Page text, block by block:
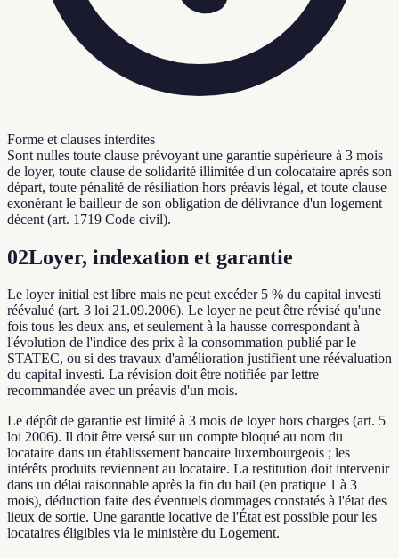
Forme et clauses interdites
Sont nulles toute clause prévoyant une garantie supérieure à 3 mois
de loyer, toute clause de solidarité illimitée d'un colocataire après son
départ, toute pénalité de résiliation hors préavis légal, et toute clause
exonérant le bailleur de son obligation de délivrance d'un logement
décent (art. 1719 Code civil).
02Loyer, indexation et garantie
Le loyer initial est libre mais ne peut excéder 5 % du capital investi
réévalué (art. 3 loi 21.09.2006). Le loyer ne peut être révisé qu'une
fois tous les deux ans, et seulement à la hausse correspondant à
l'évolution de l'indice des prix à la consommation publié par le
STATEC, ou si des travaux d'amélioration justifient une réévaluation
du capital investi. La révision doit être notifiée par lettre
recommandée avec un préavis d'un mois.
Le dépôt de garantie est limité à 3 mois de loyer hors charges (art. 5
loi 2006). Il doit être versé sur un compte bloqué au nom du
locataire dans un établissement bancaire luxembourgeois ; les
intérêts produits reviennent au locataire. La restitution doit intervenir
dans un délai raisonnable après la fin du bail (en pratique 1 à 3
mois), déduction faite des éventuels dommages constatés à l'état des
lieux de sortie. Une garantie locative de l'État est possible pour les
locataires éligibles via le ministère du Logement.